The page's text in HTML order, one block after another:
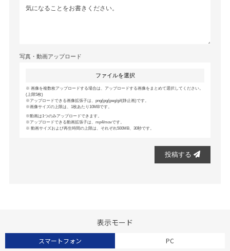
写真・動画アップロード
ファイルを選択
画像を複数枚アップロードする場合は、アップロードする画像をまとめて選択してください。
(上限5枚)
アップロードできる画像拡張子は、png/jpg/jpeg/gif(静止画)です。
画像サイズの上限は、1枚あたり10MBです。
動画は1つのみアップロードできます。
アップロードできる動画拡張子は、mp4/movです。
動画サイズおよび再生時間の上限は、それぞれ500MB、30秒です。
投稿する
表示モード
スマートフォン PC